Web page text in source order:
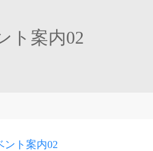
ト案内02
ント案内02